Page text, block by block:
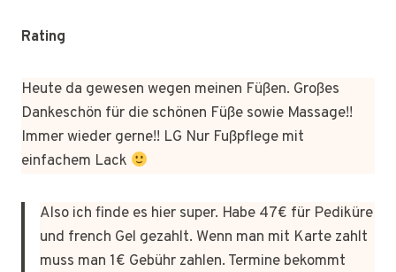
Rating
Heute da gewesen wegen meinen Füßen. Großes
Dankeschön für die schönen Füße sowie Massage!!
Immer wieder gerne!! LG Nur Fußpflege mit
einfachem Lack
Also ich finde es hier super. Habe 47€ für Pediküre
und french Gel gezahlt. Wenn man mit Karte zahlt
muss man 1€ Gebühr zahlen. Termine bekommt